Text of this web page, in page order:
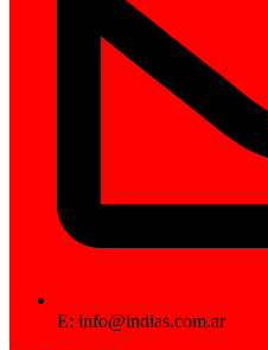
E: info@indias.com.ar